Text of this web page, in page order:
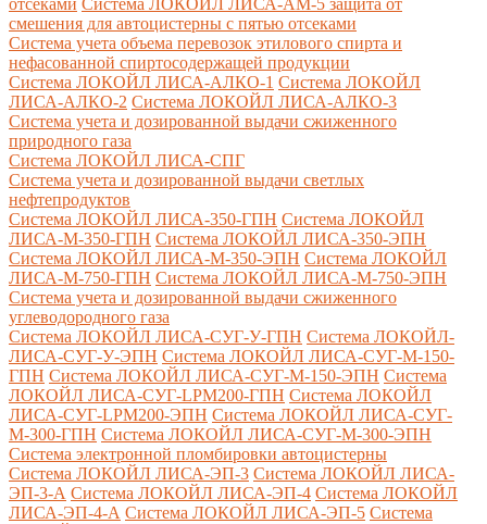
смешения для автоцистерны с пятью отсеками
Система учета объема перевозок этилового спирта и
нефасованной спиртосодержащей продукции
Система ЛОКОЙЛ ЛИСА-AЛКО-1 Система ЛОКОЙЛ
ЛИСА-АЛКО-2 Система ЛОКОЙЛ ЛИСА-АЛКО-3
Система учета и дозированной выдачи сжиженного
природного газа
Система ЛОКОЙЛ ЛИСА-СПГ
Система учета и дозированной выдачи светлых
нефтепродуктов
Система ЛОКОЙЛ ЛИСА-350-ГПН Система ЛОКОЙЛ
ЛИСА-М-350-ГПН Система ЛОКОЙЛ ЛИСА-350-ЭПН
Система ЛОКОЙЛ ЛИСА-М-350-ЭПН Система ЛОКОЙЛ
ЛИСА-М-750-ГПН Система ЛОКОЙЛ ЛИСА-М-750-ЭПН
Система учета и дозированной выдачи сжиженного
углеводородного газа
Система ЛОКОЙЛ ЛИСА-СУГ-У-ГПН Система ЛОКОЙЛ-
ЛИСА-СУГ-У-ЭПН Система ЛОКОЙЛ ЛИСА-СУГ-М-150-
ГПН Система ЛОКОЙЛ ЛИСА-СУГ-М-150-ЭПН Система
ЛОКОЙЛ ЛИСА-СУГ-LPM200-ГПН Система ЛОКОЙЛ
ЛИСА-СУГ-LPM200-ЭПН Система ЛОКОЙЛ ЛИСА-СУГ-
М-300-ГПН Система ЛОКОЙЛ ЛИСА-СУГ-М-300-ЭПН
Система электронной пломбировки автоцистерны
Система ЛОКОЙЛ ЛИСА-ЭП-3 Система ЛОКОЙЛ ЛИСА-
ЭП-3-А Система ЛОКОЙЛ ЛИСА-ЭП-4 Система ЛОКОЙЛ
ЛИСА-ЭП-4-А Система ЛОКОЙЛ ЛИСА-ЭП-5 Система